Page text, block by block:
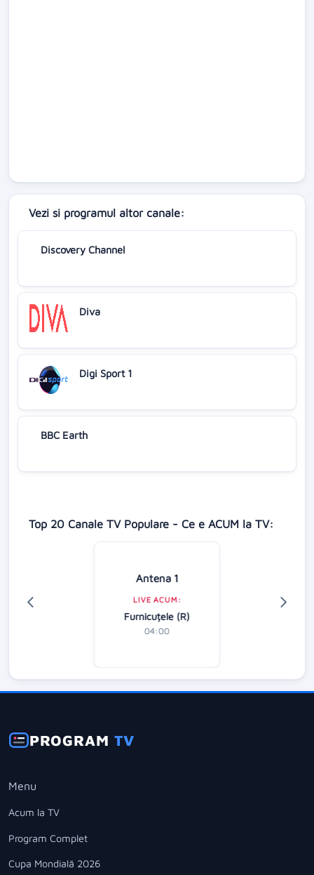
Vezi si programul altor canale:
Discovery Channel
Diva
Digi Sport 1
BBC Earth
Top 20 Canale TV Populare - Ce e ACUM la TV:
Antena 1
LIVE ACUM:
Furnicuțele (R)
04:00
PROGRAMTV
Menu
Acum la TV
Program Complet
Cupa Mondială 2026